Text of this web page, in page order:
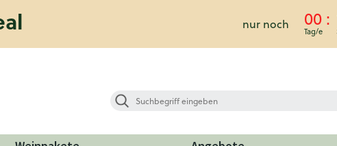
nur noch 00